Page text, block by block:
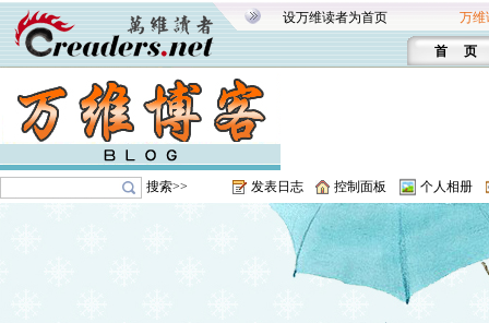
设万维读者为首页 万维
首 页
搜索>> 发表日志 控制面板 个人相册